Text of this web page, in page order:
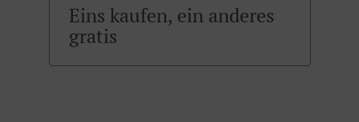
Eins kaufen, ein anderes
gratis